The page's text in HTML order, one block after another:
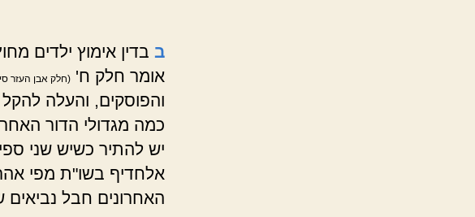
ב בדין אימוץ ילדים
אומר חלק ח' (חלק אבן העזר
והפוסקים, והעלה להקל
כמה מגדולי הדור
יש להתיר כשיש שני
אלחדיף בשו"ת מפי
האחרונים חבל נביאים